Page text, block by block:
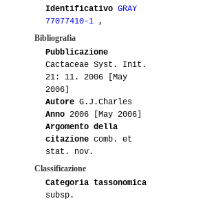
Identificativo GRAY
77077410-1 ,
Bibliografia
Pubblicazione
Cactaceae Syst. Init.
21: 11. 2006 [May
2006]
Autore G.J.Charles
Anno 2006 [May 2006]
Argomento della
citazione comb. et
stat. nov.
Classificazione
Categoria tassonomica
subsp.